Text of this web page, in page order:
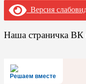
Версия
Наша страничка
Решаем вместе